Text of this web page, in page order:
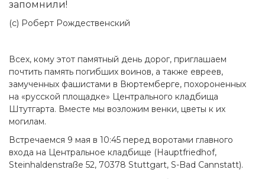
запомнили!
(с) Роберт Рождественский
Всех, кому этот памятный день дорог, приглашаем
почтить память погибших воинов, а также евреев,
замученных фашистами в Вюртемберге, похороненных
на «русской площадке» Центрального кладбища
Штутгарта. Вместе мы возложим венки, цветы к их
могилам.
Встречаемся 9 мая в 10:45 перед воротами главного
входа на Центральное кладбище (Hauptfriedhof,
Steinhaldenstraße 52, 70378 Stuttgart, S-Bad Cannstatt).